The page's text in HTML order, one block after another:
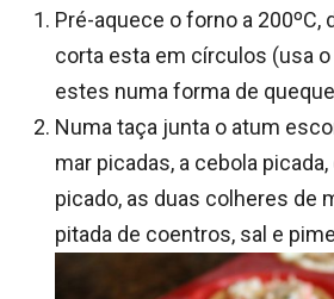
Pré-aquece o forno a 200ºC,
corta esta em círculos (usa
estes numa forma de
Numa taça junta o atum
mar picadas, a cebola
picado, as duas colheres de
pitada de coentros, sal e